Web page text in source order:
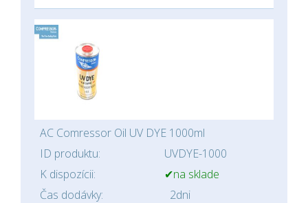
AC Comressor Oil UV DYE 1000ml
ID produktu:
UVDYE-1000
K dispozícii:
✔na sklade
Čas dodávky:
2dni